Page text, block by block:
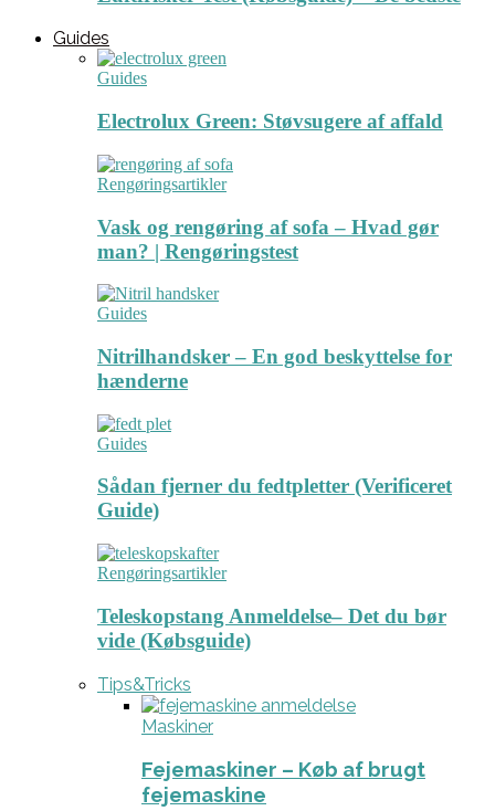
Guides
Guides
Electrolux Green: Støvsugere af affald
Rengøringsartikler
Vask og rengøring af sofa – Hvad gør
man? | Rengøringstest
Guides
Nitrilhandsker – En god beskyttelse for
hænderne
Guides
Sådan fjerner du fedtpletter (Verificeret
Guide)
Rengøringsartikler
Teleskopstang Anmeldelse– Det du bør
vide (Købsguide)
Tips&Tricks
Maskiner
Fejemaskiner – Køb af brugt
fejemaskine